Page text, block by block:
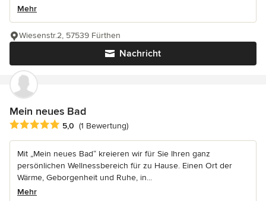
Mehr
Nachricht
Wiesenstr.2, 57539 Fürthen
Mein neues Bad
Durchschnittliche Bewertung: 5 von 5 Sternen
5,0 (1 Bewertung)
Mit „Mein neues Bad“ kreieren wir für Sie Ihren ganz
persönlichen Wellnessbereich für zu Hause. Einen Ort der
Wärme, Geborgenheit und Ruhe, in...
Mehr